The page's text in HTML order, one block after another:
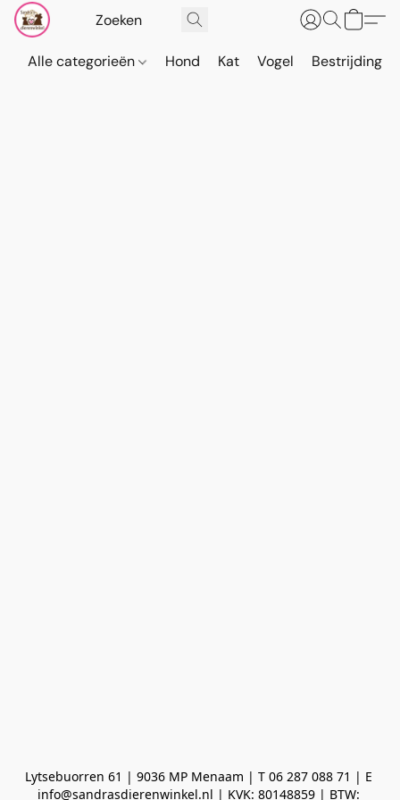
Alle categorieën Hond Kat Vogel Bestrijding
Lytsebuorren 61 | 9036 MP Menaam | T 06 287 088 71 | E
info@sandrasdierenwinkel.nl | KVK: 80148859 | BTW: